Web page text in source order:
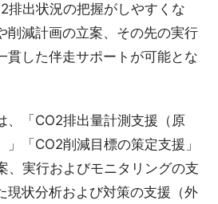
排出状況の把握がしやすくな
削減計画の立案、その先の実行
貫した伴走サポートが可能とな
、「CO2排出量計測支援（原
「CO2削減目標の策定支援」
、実行およびモニタリングの支
現状分析および対策の支援（外